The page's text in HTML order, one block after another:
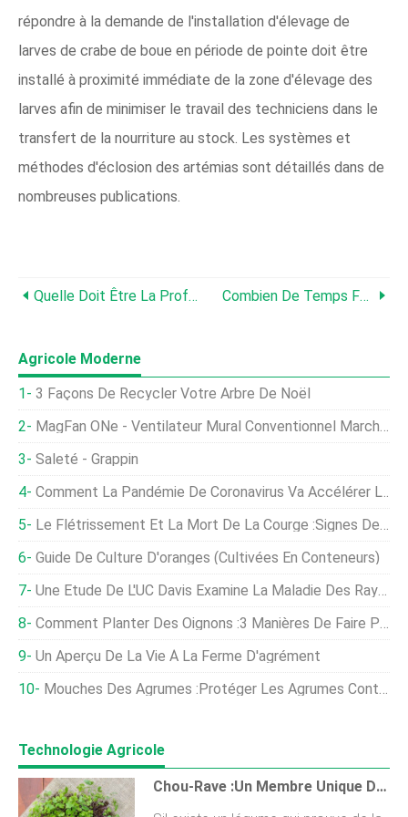
répondre à la demande de l'installation d'élevage de
larves de crabe de boue en période de pointe doit être
installé à proximité immédiate de la zone d'élevage des
larves afin de minimiser le travail des techniciens dans le
transfert de la nourriture au stock. Les systèmes et
méthodes d'éclosion des artémias sont détaillés dans de
nombreuses publications.
Quelle Doit Être La Profondeur D'un Étang À Écrevisses ? Combien De Temps Faut-Il Aux Crabes De Boue Pour Pousser
Agricole Moderne
3 Façons De Recycler Votre Arbre De Noël
MagFan ONe - Ventilateur Mural Conventionnel Marche/arrêt
Saleté - Grappin
Comment La Pandémie De Coronavirus Va Accélérer L'agriculture Numérique
Le Flétrissement Et La Mort De La Courge :signes De Flétrissement De La Courge
Guide De Culture D'oranges (cultivées En Conteneurs)
Une Étude De L'UC Davis Examine La Maladie Des Rayures Blanches Chez Les Poulets De Chair
Comment Planter Des Oignons :3 Manières De Faire Pousser
Un Aperçu De La Vie À La Ferme D'agrément
Mouches Des Agrumes :protéger Les Agrumes Contre Les Mouches Des Fruits
Technologie Agricole
Chou-Rave :un Membre Unique De La Famille Brassica